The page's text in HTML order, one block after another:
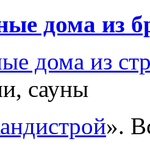
дома из
дома из
сауны
».